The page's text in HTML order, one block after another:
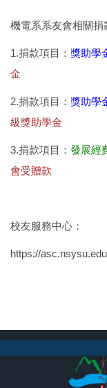
機電系系友會相關捐
1.捐款項目： 獎助學
金
2.捐款項目： 獎助學
級獎助學金
3.捐款項目： 發展經
會受贈款
校友服務中心：
https://